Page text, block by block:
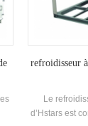
refroidisseur
Le
d’Hstars est